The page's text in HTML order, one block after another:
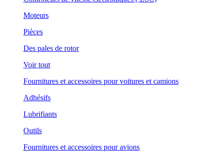
Moteurs
Pièces
Des pales de rotor
Voir tout
Fournitures et accessoires pour voitures et camions
Adhésifs
Lubrifiants
Outils
Fournitures et accessoires pour avions